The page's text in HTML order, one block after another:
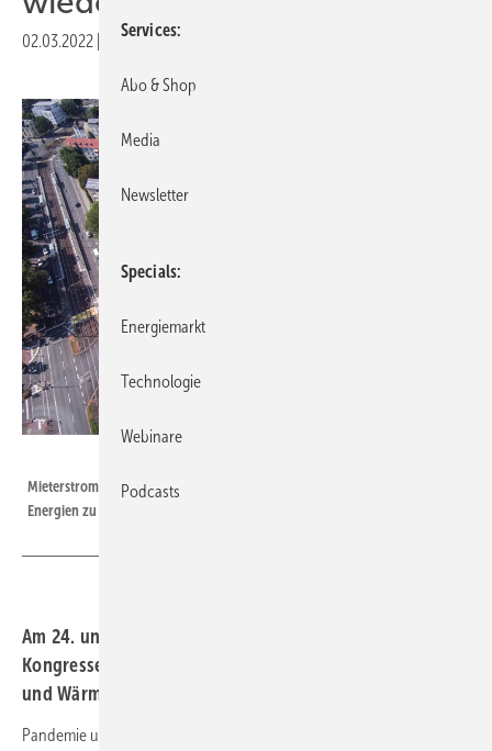
02.03.2022 Druckvorschau
Mieterstrommodelle sind eine Möglichkeit, die Nutzung von erneuerbaren
Energien zu fördern.
Am 24. und 25. März liegt die Schwerpunkte des 11.
Kongresses auf Klimafolgen, klimafreundlicher Mobilität
und Wärmewende.
Pandemie und kein Ende: Wie schon 2021 findet der Kongress
Services
Abo & Shop
Media
Newsletter
Specials
Energiemarkt
Technologie
Webinare
Podcasts